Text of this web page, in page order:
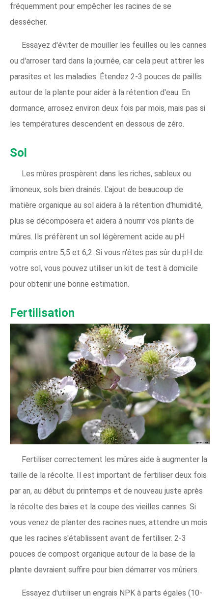
fréquemment pour empêcher les racines de se
dessécher.
Essayez d'éviter de mouiller les feuilles ou les cannes
ou d'arroser tard dans la journée, car cela peut attirer les
parasites et les maladies. Étendez 2-3 pouces de paillis
autour de la plante pour aider à la rétention d'eau. En
dormance, arrosez environ deux fois par mois, mais pas si
les températures descendent en dessous de zéro.
Sol
Les mûres prospèrent dans les riches, sableux ou
limoneux, sols bien drainés. L'ajout de beaucoup de
matière organique au sol aidera à la rétention d'humidité,
plus se décomposera et aidera à nourrir vos plants de
mûres. Ils préfèrent un sol légèrement acide au pH
compris entre 5,5 et 6,2. Si vous n'êtes pas sûr du pH de
votre sol, vous pouvez utiliser un kit de test à domicile
pour obtenir une bonne estimation.
Fertilisation
Fertiliser correctement les mûres aide à augmenter la
taille de la récolte. Il est important de fertiliser deux fois
par an, au début du printemps et de nouveau juste après
la récolte des baies et la coupe des vieilles cannes. Si
vous venez de planter des racines nues, attendre un mois
que les racines s'établissent avant de fertiliser. 2-3
pouces de compost organique autour de la base de la
plante devraient suffire pour bien démarrer vos mûriers.
Essayez d'utiliser un engrais NPK à parts égales (10-